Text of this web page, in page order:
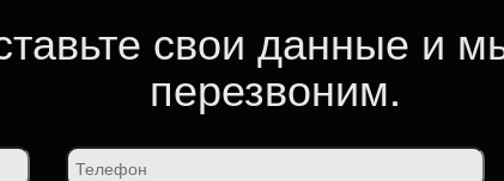
свои данные и
перезвоним.